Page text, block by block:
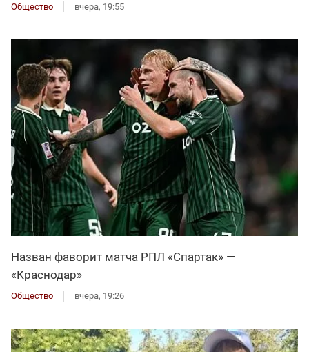
Общество вчера, 19:55
Назван фаворит матча РПЛ «Спартак» —
«Краснодар»
Общество вчера, 19:26